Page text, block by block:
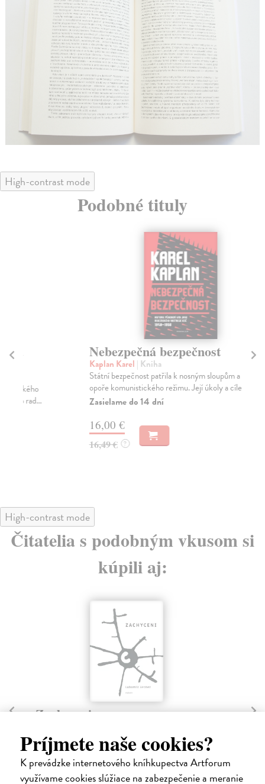
Príjmete naše cookies?
K prevádzke internetového kníhkupectva Artforum
využívame cookies slúžiace na zabezpečenie a meranie
High-contrast mode
Podobné tituly
Nebezpečná bezpečnost
| Kniha
Státní bezpečnost patřila k nosným sloupům a k hlavní
opoře komunistického režimu. Její úkoly a cíle...
Zasielame do 14 dní
High-contrast mode
Čitatelia s podobným vkusom si
kúpili aj:
Stalin, nebo Trockij? Vražedná
Richter Karel| Kniha
Teprve pád komunistických režimů a aspoň částečné
odkrytí dosud tajných archivů a svědeckých vyjádře...
Zasielame do 12 dní